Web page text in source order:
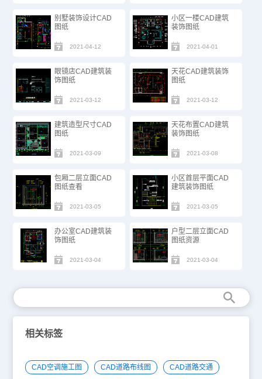
别墅装饰设计CAD
图纸​
2021-04-12
小区一楼CAD建筑
装饰图纸​
2021-04-01
眼镜店CAD建筑装
饰图纸
2021-03-12
天花CAD建筑装饰
图纸​
2021-03-12
建筑造型尺寸CAD
图纸
2021-03-09
天花布置CAD建筑
装饰图纸​
2021-03-08
包厢二层立面CAD
图纸​查看
2021-03-05
小区首层平面CAD
建筑装饰图纸​
2021-03-05
办公室CAD建筑装
饰图纸
2021-03-04
户型二层立面CAD
图纸​资源
2021-03-04
相关标签
CAD空调施工图 CAD道路布线图 CAD道路交通